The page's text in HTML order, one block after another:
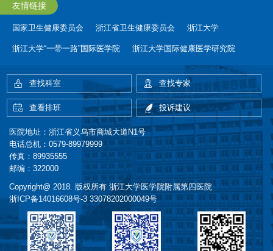
友情链接
国家卫生健康委员会 浙江省卫生健康委员会 浙江大学
浙江大学“一带一路”国际医学院 浙江大学国际健康医学研究院
查找科室 查找专家
查看排班 投诉建议
医院地址：浙江省义乌市商城大道N1号
电话总机：0579-89979999
传真：89935555
邮编：322000
Copyright@ 2018. 版权所有 浙江大学医学院附属第四医院
浙ICP备14016608号-3 33078202000049号